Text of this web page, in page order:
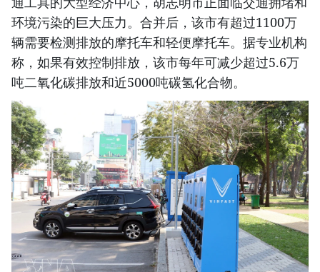
环境污染的巨大压力。合并后，该市有超过1100万
辆需要检测排放的摩托车和轻便摩托车。据专业机构
称，如果有效控制排放，该市每年可减少超过5.6万
吨二氧化碳排放和近5000吨碳氢化合物。